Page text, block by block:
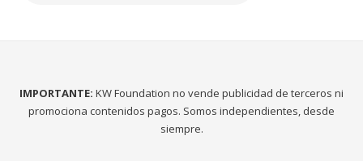
IMPORTANTE: KW Foundation no vende publicidad de terceros ni
promociona contenidos pagos. Somos independientes, desde
siempre.